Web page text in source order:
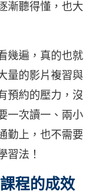
漸聽得懂，也大
幾遍，真的也就
量的影片複習與
預約的壓力，沒
一次讀一、兩小
勤上，也不需要
習法！
程的成效